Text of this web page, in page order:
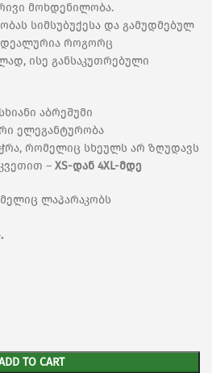
მოხდენილობა.
სიმსუბუქესა და გამუდმებულ
როგორც
ისე განსაკუთრებული
აბრეშუმი
ელეგანტურობა
რომელიც სხეულს არ ზღუდავს
– XS-დან 4XL-მდე
ლაპარაკობს
TO CART